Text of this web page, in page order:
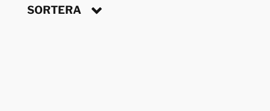
SORTERA